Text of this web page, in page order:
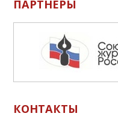
ПАРТНЕРЫ
КОНТАКТЫ